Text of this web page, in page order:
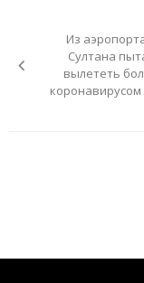
записямИз
Султана
вылететь